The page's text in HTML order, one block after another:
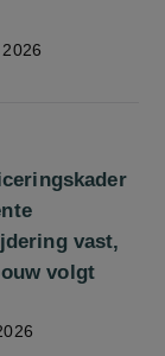
vast,
volgt